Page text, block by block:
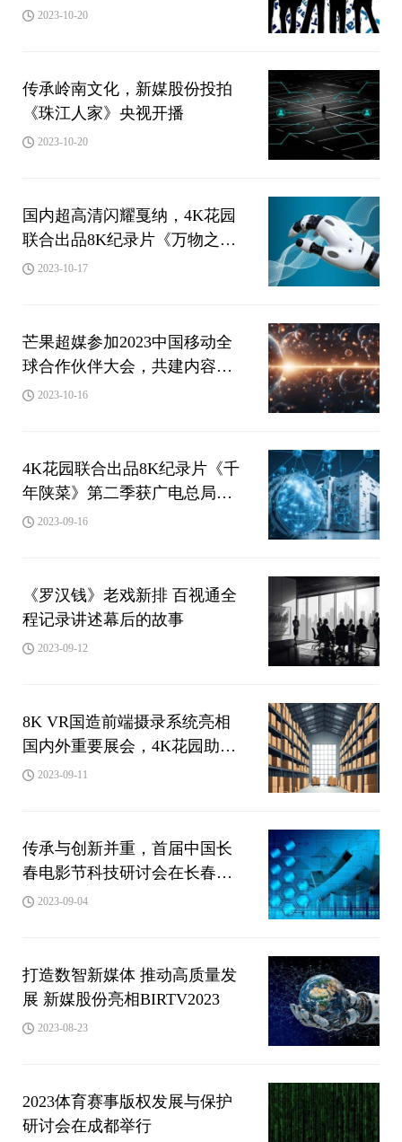
协同发展
2023-10-20
传承岭南文化，新媒股份投拍
《珠江人家》央视开播
2023-10-20
国内超高清闪耀戛纳，4K花园
联合出品8K纪录片《万物之生
·贵州篇》亮相MIPCOM 2023
2023-10-17
芒果超媒参加2023中国移动全
球合作伙伴大会，共建内容科
技融合的数智未来
2023-10-16
4K花园联合出品8K纪录片《千
年陕菜》第二季获广电总局
2023年季度推优
2023-09-16
《罗汉钱》老戏新排 百视通全
程记录讲述幕后的故事
2023-09-12
8K VR国造前端摄录系统亮相
国内外重要展会，4K花园助推
超高清技术迈向新视界
2023-09-11
传承与创新并重，首届中国长
春电影节科技研讨会在长春举
行 2023-09-04
打造数智新媒体 推动高质量发
展 新媒股份亮相BIRTV2023
2023-08-23
2023体育赛事版权发展与保护
研讨会在成都举行